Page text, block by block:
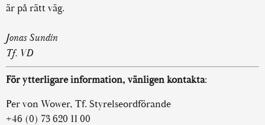
är på rätt väg.
Jonas Sundin
Tf. VD
För ytterligare information, vänligen kontakta:
Per von Wower, Tf. Styrelseordförande
+46 (0) 73 620 11 00